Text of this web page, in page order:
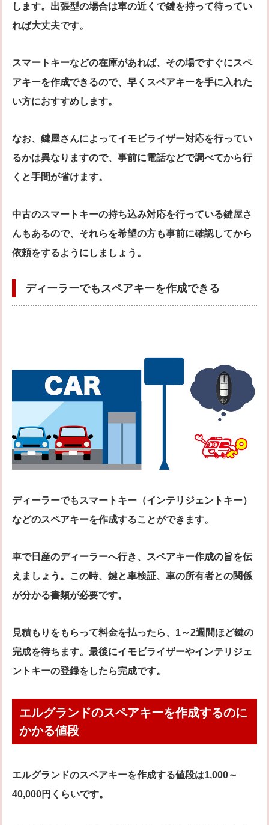
します。出張型の場合は車の近くで鍵を持って待ってい
れば大丈夫です。
スマートキーなどの在庫があれば、その場ですぐにスペ
アキーを作成できるので、早くスペアキーを手に入れた
い方におすすめします。
なお、鍵屋さんによってイモビライザー対応を行ってい
るかは異なりますので、事前に電話などで調べてから行
くと手間が省けます。
中古のスマートキーの持ち込み対応を行っている鍵屋さ
んもあるので、それらを希望の方も事前に確認してから
依頼をするようにしましょう。
ディーラーでもスペアキーを作成できる
ディーラーでもスマートキー（インテリジェントキー）
などのスペアキーを作成することができます。
車で日産のディーラーへ行き、スペアキー作成の旨を伝
えましょう。この時、鍵と車検証、車の所有者との関係
が分かる書類が必要です。
見積もりをもらって料金を払ったら、1～2週間ほど鍵の
完成を待ちます。最後にイモビライザーやインテリジェ
ントキーの登録をしたら完成です。
エルグランドのスペアキーを作成するのに
かかる値段
エルグランドのスペアキーを作成する値段は1,000～
40,000円くらいです。